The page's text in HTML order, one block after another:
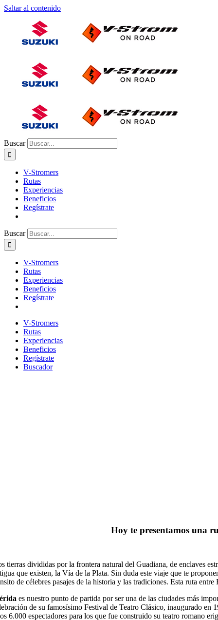
Saltar al contenido
Buscar
V-Stromers
Rutas
Experiencias
Beneficios
Regístrate
Buscar
V-Stromers
Rutas
Experiencias
Beneficios
Regístrate
V-Stromers
Rutas
Experiencias
Beneficios
Regístrate
Buscador
Hoy te presentamos una
tierras divididas por la frontera natural del Guadiana, de enclaves
que existen, la Vía de la Plata. Sin duda este viaje que te
de célebres pasajes de la historia y las tradiciones. Esta ruta
es nuestro punto de partida por ser una de las ciudades más
de su famosísimo Festival de Teatro Clásico, inaugurado en
6.000 espectadores para los que fue construido su teatro romano